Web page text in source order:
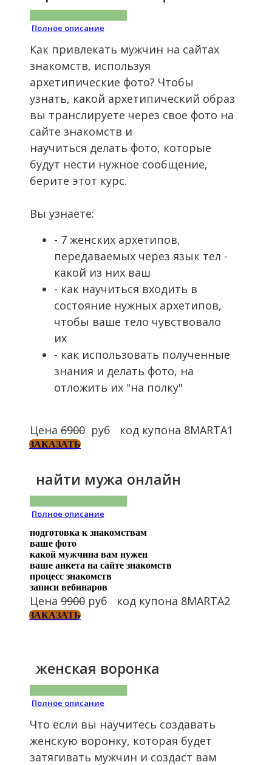
Полное описание
Как привлекать мужчин на сайтах
знакомств, используя
архетипические фото? Чтобы
узнать, какой архетипический образ
вы транслируете через свое фото на
сайте знакомств и
научиться делать фото, которые
будут нести нужное сообщение,
берите этот курс.
Вы узнаете:
- 7 женских архетипов,
передаваемых через язык тел -
какой из них ваш
- как научиться входить в
состояние нужных архетипов,
чтобы ваше тело чувствовало
их
- как использовать полученные
знания и делать фото, на
отложить их "на полку"
Цена 6900 руб код купона 8MARTA1
ЗАКАЗАТЬ
найти мужа онлайн
Полное описание
подготовка к знакомствам
ваше фото
какой мужчина вам нужен
ваше анкета на сайте знакомств
процесс знакомств
записи вебинаров
Цена 9900 руб код купона 8MARTA2
ЗАКАЗАТЬ
женская воронка
Полное описание
Что если вы научитесь создавать
женскую воронку, которая будет
затягивать мужчин и создаст вам